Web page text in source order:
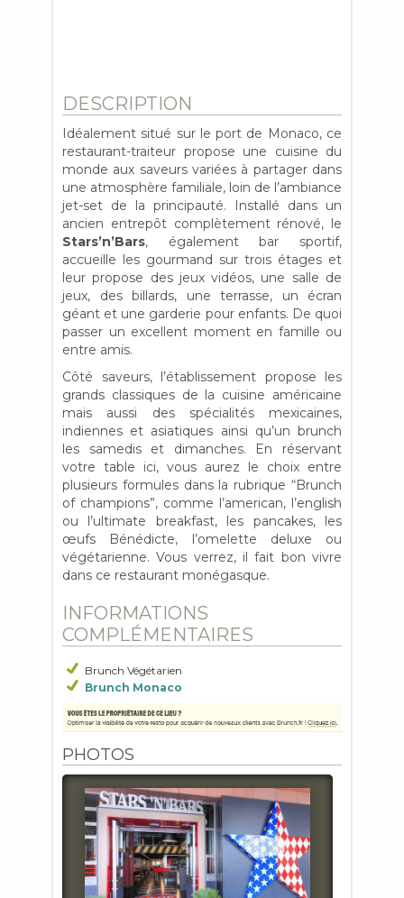
DESCRIPTION
Idéalement situé sur le port de Monaco, ce
restaurant-traiteur propose une cuisine du
monde aux saveurs variées à partager dans
une atmosphère familiale, loin de l’ambiance
jet-set de la principauté. Installé dans un
ancien entrepôt complètement rénové, le
Stars’n’Bars, également bar sportif,
accueille les gourmand sur trois étages et
leur propose des jeux vidéos, une salle de
jeux, des billards, une terrasse, un écran
géant et une garderie pour enfants. De quoi
passer un excellent moment en famille ou
entre amis.
Côté saveurs, l’établissement propose les
grands classiques de la cuisine américaine
mais aussi des spécialités mexicaines,
indiennes et asiatiques ainsi qu’un brunch
les samedis et dimanches. En réservant
votre table ici, vous aurez le choix entre
plusieurs formules dans la rubrique “Brunch
of champions”, comme l’american, l’english
ou l’ultimate breakfast, les pancakes, les
œufs Bénédicte, l’omelette deluxe ou
végétarienne. Vous verrez, il fait bon vivre
dans ce restaurant monégasque.
INFORMATIONS
COMPLÉMENTAIRES
Brunch Végétarien
Brunch Monaco
PHOTOS